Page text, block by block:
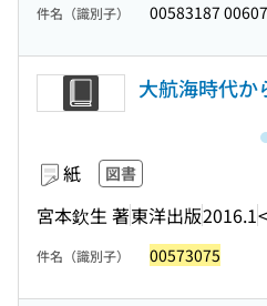
件名（識別子） 00583187
大航海時代か
紙 図書
宮本欽生 著東洋出版2016.1
件名（識別子） 00573075